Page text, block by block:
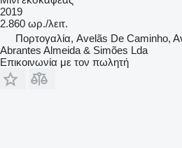
2019
2.860 ωρ./λειτ.
Πορτογαλία, Avelãs De Caminho,
Abrantes Almeida & Simões Lda
Επικοινωνία με τον πωλητή